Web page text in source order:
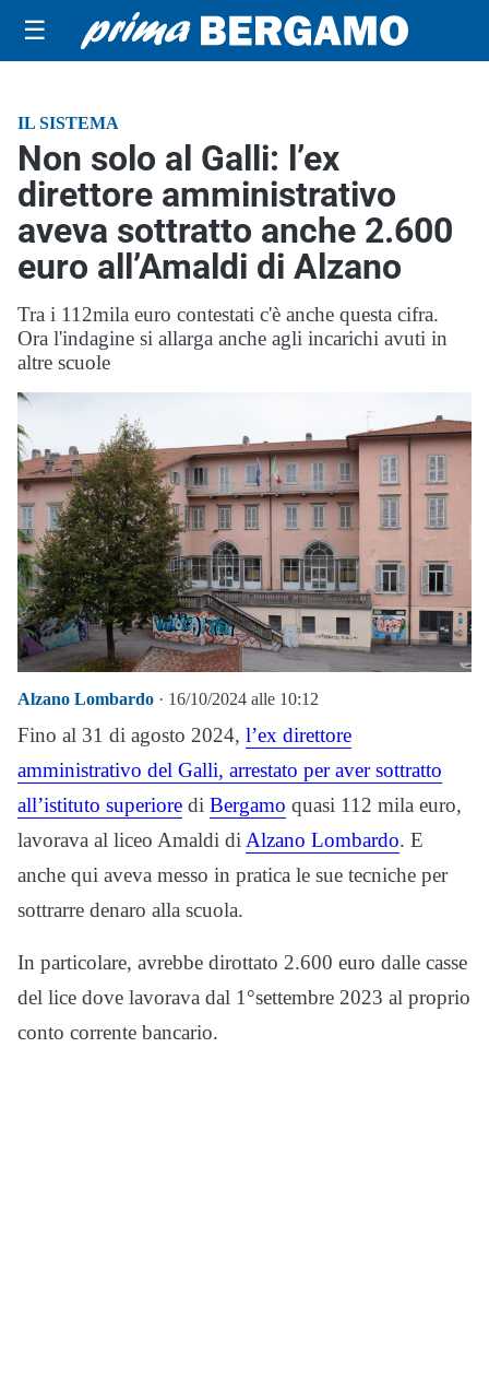
☰
IL SISTEMA
Non solo al Galli: l’ex
direttore amministrativo
aveva sottratto anche 2.600
euro all’Amaldi di Alzano
Tra i 112mila euro contestati c'è anche questa cifra.
Ora l'indagine si allarga anche agli incarichi avuti in
altre scuole
Alzano Lombardo · 16/10/2024 alle 10:12
Fino al 31 di agosto 2024, l’ex direttore
amministrativo del Galli, arrestato per aver sottratto
all’istituto superiore di Bergamo quasi 112 mila euro,
lavorava al liceo Amaldi diAlzano Lombardo. E
anche qui aveva messo in pratica le sue tecniche per
sottrarre denaro alla scuola.
In particolare, avrebbe dirottato 2.600 euro dalle casse
del lice dove lavorava dal 1°settembre 2023 al proprio
conto corrente bancario.